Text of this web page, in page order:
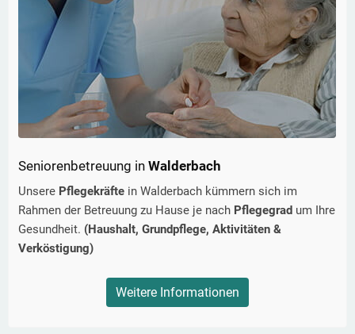
Seniorenbetreuung in Walderbach
Unsere Pflegekräfte in Walderbach kümmern sich im
Rahmen der Betreuung zu Hause je nach Pflegegrad um Ihre
Gesundheit. (Haushalt, Grundpflege, Aktivitäten &
Verköstigung)
Weitere Informationen